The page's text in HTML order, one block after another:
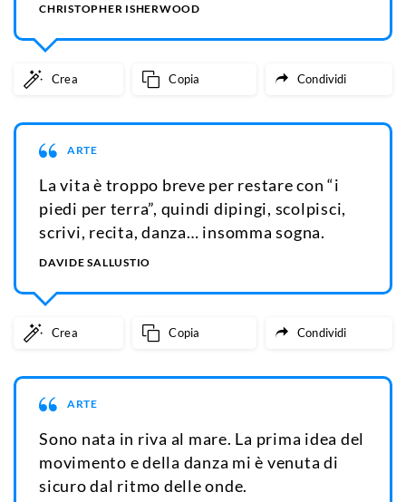
CHRISTOPHER ISHERWOOD
Crea Copia Condividi
ARTE
La vita è troppo breve per restare con “i
piedi per terra”, quindi dipingi, scolpisci,
scrivi, recita, danza… insomma sogna.
DAVIDE SALLUSTIO
Crea Copia Condividi
ARTE
Sono nata in riva al mare. La prima idea del
movimento e della danza mi è venuta di
sicuro dal ritmo delle onde.